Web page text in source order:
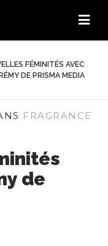
FÉMINITÉS AVEC
DE PRISMA MEDIA
FRAGRANCE
de